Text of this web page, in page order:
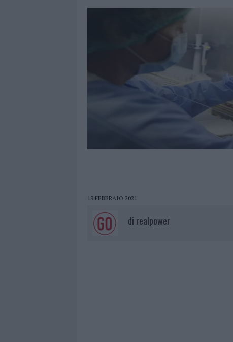
19 FEBBRAIO 2021
di realpower